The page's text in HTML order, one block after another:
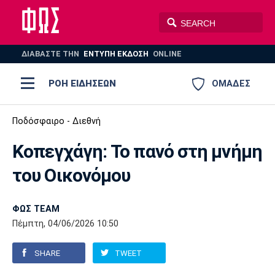
ΔΙΑΒΑΣΤΕ THN ΕΝΤΥΠΗ ΕΚΔΟΣΗ ONLINE
ΟΜΑΔΕΣ
ΡΟΗ ΕΙΔΗΣΕΩΝ
ΠΟΔΟΣΦΑΙΡΟ
ΒΟΛΕΪ ΠΟΛΟ
AUTO-MOTO
Ποδόσφαιρο
Super League 1
Super League 2
Γ Εθνική
Ελλάδα
Μπάσκετ
Ελλάδα
Εθνική
EuroLeague
Ολυμπιακοί Αγώνες
Βόλεϊ
Πόλο
Ολυμπιακός
Παναθηναϊκός Ατρόμητος
Ποδόσφαιρο - Διεθνή
Κοπεγχάγη: Το πανό στη μνήμη
του Οικονόμου
ΦΩΣ TEAM
Πέμπτη, 04/06/2026 10:50
SHARE TWEET